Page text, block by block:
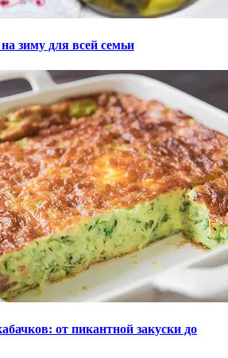
зиму для всей семьи
от пикантной закуски до